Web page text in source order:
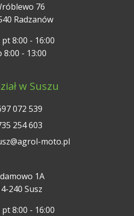
76
Radzanów
8:00 - 16:00
8:00 - 13:00
w Suszu
072 539
254 603
moto.pl
1A
240 Susz
8:00 - 16:00